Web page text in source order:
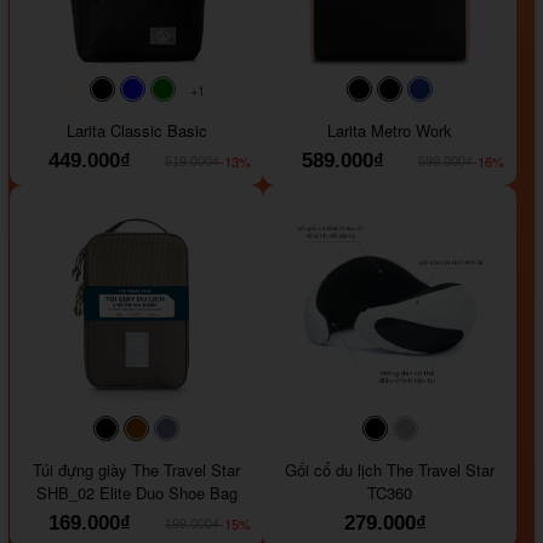
#faf0e6#000000#0000FF
+1
Larita Classic Basic
449.000₫
-13%
#000000#000000
Larita Metro Work
589.000₫
-16%
#000000#964B00
Túi đựng giày The Travel Star
SHB_02 Elite Duo Shoe Bag
169.000₫
-15%
Gối cổ du lịch The Travel Star
TC360
279.000₫